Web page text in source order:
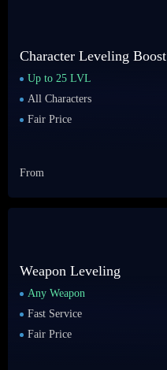
Character Leveling Boost
Up to 25 LVL
All Characters
Fair Price
From
Weapon Leveling
Any Weapon
Fast Service
Fair Price